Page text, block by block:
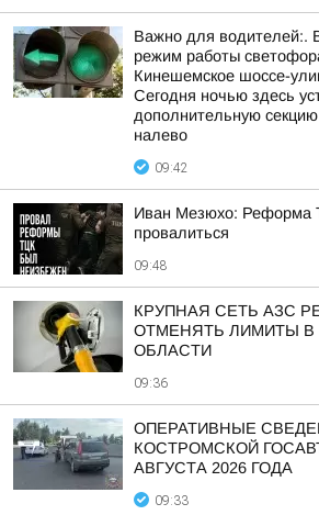
Важно для водителей:.
режим работы
Кинешемское шоссе-
Сегодня ночью здесь
дополнительную
налево
09:42
Иван Мезюхо: Реформа
провалиться
09:48
КРУПНАЯ СЕТЬ АЗС
ОТМЕНЯТЬ ЛИМИТЫ
ОБЛАСТИ
09:36
ОПЕРАТИВНЫЕ
КОСТРОМСКОЙ
АВГУСТА 2026 ГОДА
09:33